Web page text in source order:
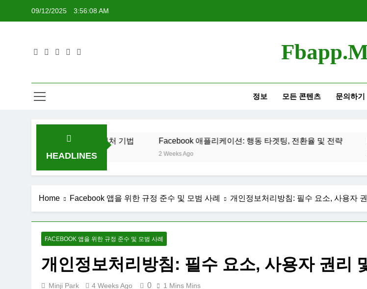
09/12/2025 3:56:09 AM
정보 모든 콘텐츠 문의하기
HEADLINES
전략 및 리드 캡처 기법 Facebook 애플리케이션: 행동 타겟팅, 전환율 및 전략 Facebook
Home Facebook 앱을 위한 규정 준수 및 모범 사례 개인정보처리방침: 필수 요소, 사용자
FACEBOOK 앱을 위한 규정 준수 및 모범 사례
개인정보처리방침: 필수 요소, 사용자 권리
Minji Park 4 Weeks Ago 0 1 Mins Mins